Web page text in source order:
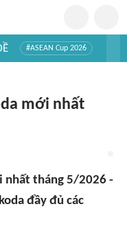
#ASEAN Cup 2026
mới nhất
nhất tháng 5/2026 -
đầy đủ các